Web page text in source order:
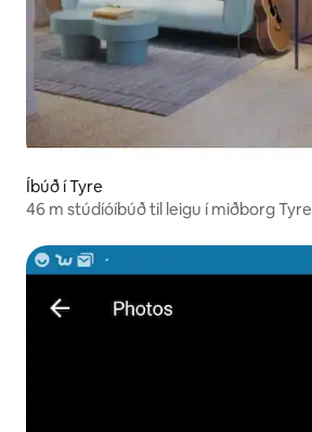
Íbúð í Tyre
46 m stúdíóíbúð til leigu í miðborg Tyre